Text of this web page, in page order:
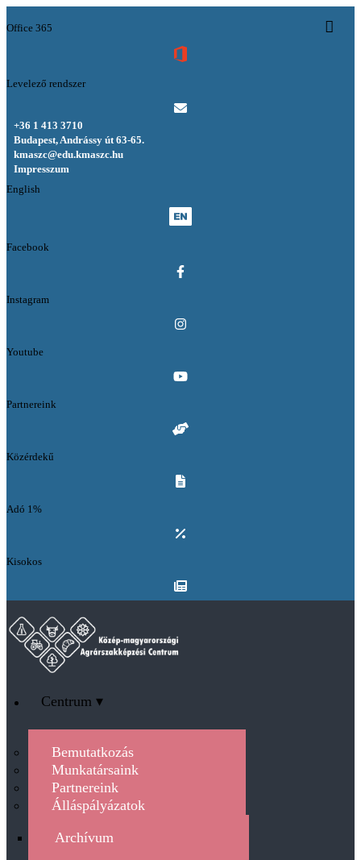
Office 365
Levelező rendszer
+36 1 413 3710
Budapest, Andrássy út 63-65.
kmaszc@edu.kmaszc.hu
Impresszum
English
Facebook
Instagram
Youtube
Partnereink
Közérdekű
Adó 1%
Kisokos
Centrum ▾
Bemutatkozás
Munkatársaink
Partnereink
Álláspályázatok
Archívum